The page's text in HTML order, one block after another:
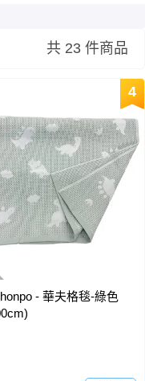
共 23 件商品
4
- 華夫格毯-綠色